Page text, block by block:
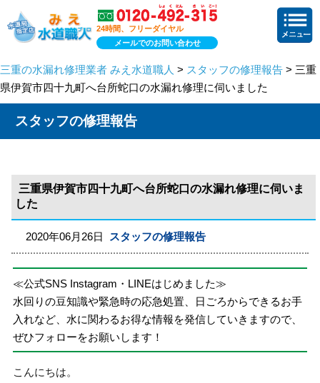
24時間、フリーダイヤル
メールでのお問い合わせ
三重の水漏れ修理業者 みえ水道職人 > スタッフの修理報告 > 三重
県伊賀市四十九町へ台所蛇口の水漏れ修理に伺いました
スタッフの修理報告
三重県伊賀市四十九町へ台所蛇口の水漏れ修理に伺いま
した
2020年06月26日 スタッフの修理報告
≪公式SNS Instagram・LINEはじめました≫
水回りの豆知識や緊急時の応急処置、日ごろからできるお手
入れなど、水に関わるお得な情報を発信していきますので、
ぜひフォローをお願いします！
こんにちは。